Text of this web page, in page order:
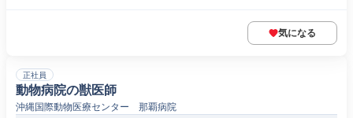
気になる
正社員
動物病院の獣医師
沖縄国際動物医療センター 那覇病院